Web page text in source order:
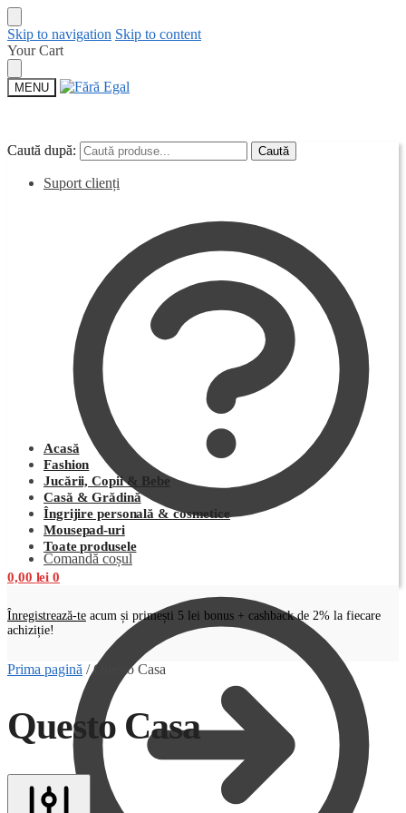
Skip to navigation Skip to content
Your Cart
MENU
Caută după: Caută
Suport clienți
Comandă coșul
Caută după: Caută
Acasă
Fashion
Jucării, Copii & Bebe
Casă & Grădină
Îngrijire personală & cosmetice
Mousepad-uri
Toate produsele
0,00 lei 0
Înregistrează-te acum și primești 5 lei bonus + cashback de 2% la fiecare
achiziție!
Prima pagină /Questo Casa
Questo Casa